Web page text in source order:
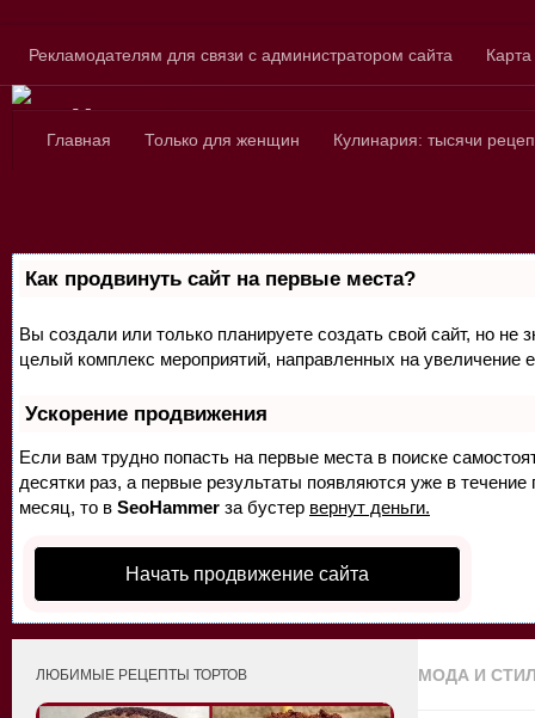
Рекламодателям для связи с администратором сайта
Сайт для
Главная Только для женщин Кулинария: тысячи
Как продвинуть сайт на первые места?
Вы создали или только планируете создать свой сайт, но не
целый комплекс мероприятий, направленных на увеличение
Ускорение продвижения
Если вам трудно попасть на первые места в поиске
десятки раз, а первые результаты появляются уже в
месяц, то в SeoHammer за бустер вернут деньги.
Начать продвижение сайта
МОДА И
ЛЮБИМЫЕ РЕЦЕПТЫ ТОРТОВ